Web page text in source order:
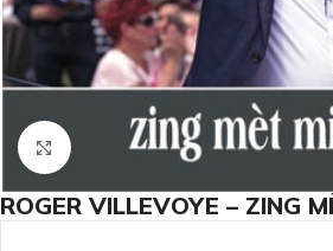
Klik om te vergroten
ROGER VILLEVOYE – ZING